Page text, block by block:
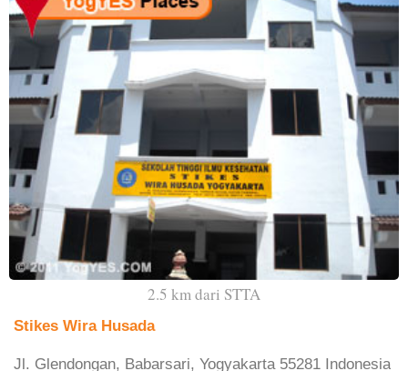
2.5 km dari STTA
Stikes Wira Husada
Jl. Glendongan, Babarsari, Yogyakarta 55281 Indonesia